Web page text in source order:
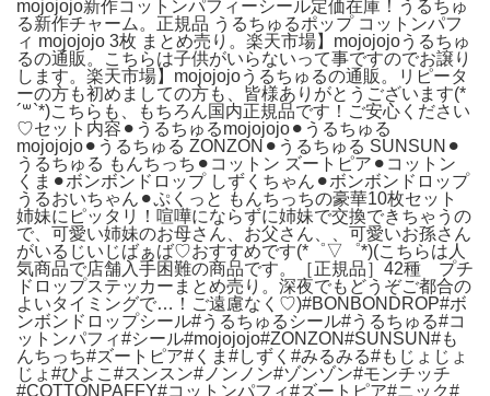
mojojojo新作コットンパフィーシール定価在庫！うるちゅ
る新作チャーム。正規品 うるちゅるポップ コットンパフ
ィ mojojojo 3枚 まとめ売り。楽天市場】mojojojoうるちゅ
るの通販。こちらは子供がいらないって事ですのでお譲り
します。楽天市場】mojojojoうるちゅるの通販。リピータ
ーの方も初めましての方も、皆様ありがとうございます(*
´꒳`*)こちらも、もちろん国内正規品です！ご安心ください
♡セット内容⚫︎うるちゅるmojojojo⚫︎うるちゅる
mojojojo⚫︎うるちゅる ZONZON⚫︎うるちゅる SUNSUN⚫︎
うるちゅる もんちっち⚫︎コットン ズートピア⚫︎コットン
くま⚫︎ボンボンドロップ しずくちゃん⚫︎ボンボンドロップ
うるおいちゃん⚫︎ぷくっと もんちっちの豪華10枚セット
姉妹にピッタリ！喧嘩にならずに姉妹で交換できちゃうの
で、可愛い姉妹のお母さん、お父さん、、可愛いお孫さん
がいるじいじばぁば♡おすすめです(*゜▽゜*)(こちらは人
気商品で店舗入手困難の商品です。［正規品］42種 プチ
ドロップステッカーまとめ売り。深夜でもどうぞご都合の
よいタイミングで…！ご遠慮なく♡)#BONBONDROP#ボ
ンボンドロップシール#うるちゅるシール#うるちゅる#コ
ットンパフィ#シール#mojojojo#ZONZON#SUNSUN#も
んちっち#ズートピア#くま#しずく#みるみる#もじょじょ
じょ#ひよこ#スンスン#ノンノン#ゾンゾン#モンチッチ
#COTTONPAFFY#コットンパフィ#ズートピア#ニック#